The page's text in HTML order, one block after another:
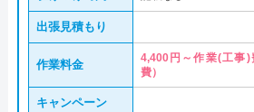
出張見積もり
作業料金
4,400円～作業(工事
費）
キャンペーン